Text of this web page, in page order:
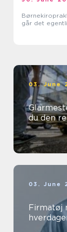
går det
03. June
du den
03. June
Firmatøj